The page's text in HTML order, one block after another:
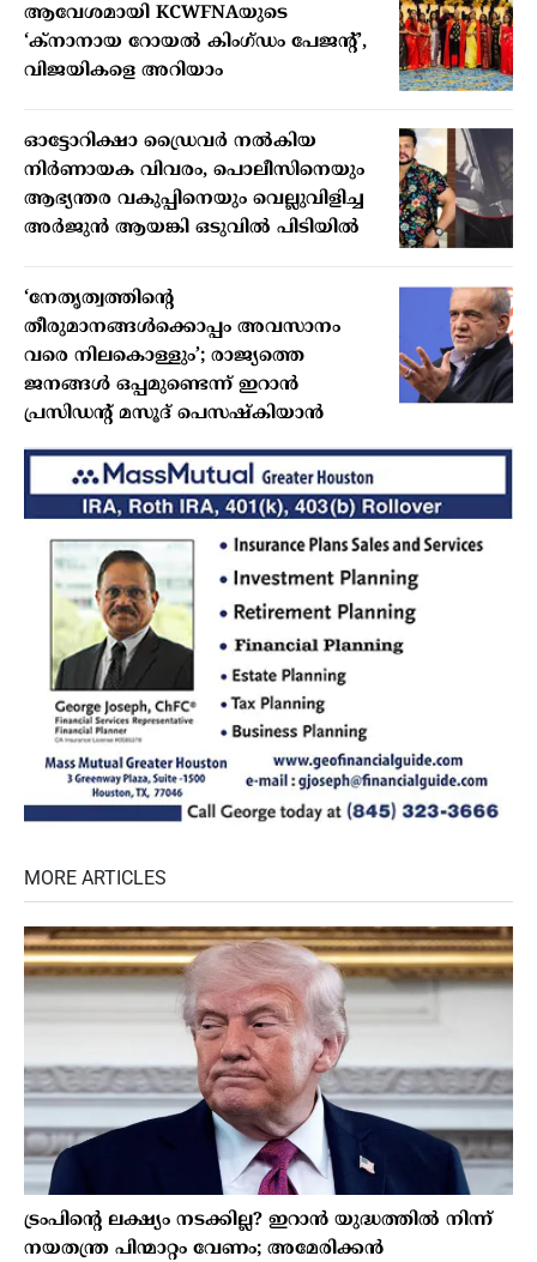
ആവേശമായി KCWFNAയുടെ
‘ക്നാനായ റോയൽ കിംഗ്ഡം പേജന്റ്’,
വിജയികളെ അറിയാം
ഓട്ടോറിക്ഷാ ഡ്രൈവർ നൽകിയ
നിർണായക വിവരം, പൊലീസിനെയും
ആഭ്യന്തര വകുപ്പിനെയും വെല്ലുവിളിച്ച
അർജുൻ ആയങ്കി ഒടുവിൽ പിടിയിൽ
‘നേതൃത്വത്തിന്റെ
തീരുമാനങ്ങൾക്കൊപ്പം അവസാനം
വരെ നിലകൊള്ളും’; രാജ്യത്തെ
ജനങ്ങൾ ഒപ്പമുണ്ടെന്ന് ഇറാൻ
പ്രസിഡന്റ് മസൂദ് പെസഷ്കിയാൻ
MORE ARTICLES
ട്രംപിൻ്റെ ലക്ഷ്യം നടക്കില്ല? ഇറാൻ യുദ്ധത്തിൽ നിന്ന്
നയതന്ത്ര പിന്മാറ്റം വേണം; അമേരിക്കൻ